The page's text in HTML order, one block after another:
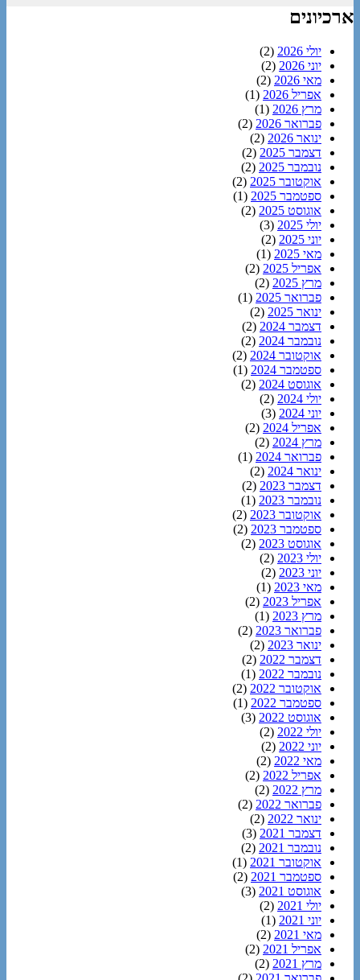
ארכיונים
יולי 2026
(2)
יוני 2026
(2)
מאי 2026
(2)
אפריל 2026
(1)
מרץ 2026
(1)
פברואר 2026
(2)
ינואר 2026
(2)
דצמבר 2025
(2)
נובמבר 2025
(2)
אוקטובר 2025
(2)
ספטמבר 2025
(1)
אוגוסט 2025
(2)
יולי 2025
(3)
יוני 2025
(2)
מאי 2025
(1)
אפריל 2025
(2)
מרץ 2025
(2)
פברואר 2025
(1)
ינואר 2025
(2)
דצמבר 2024
(2)
נובמבר 2024
(2)
אוקטובר 2024
(2)
ספטמבר 2024
(1)
אוגוסט 2024
(2)
יולי 2024
(2)
יוני 2024
(3)
אפריל 2024
(2)
מרץ 2024
(2)
פברואר 2024
(1)
ינואר 2024
(2)
דצמבר 2023
(2)
נובמבר 2023
(1)
אוקטובר 2023
(2)
ספטמבר 2023
(2)
אוגוסט 2023
(2)
יולי 2023
(2)
יוני 2023
(2)
מאי 2023
(1)
אפריל 2023
(2)
מרץ 2023
(1)
פברואר 2023
(2)
ינואר 2023
(2)
דצמבר 2022
(2)
נובמבר 2022
(1)
אוקטובר 2022
(2)
ספטמבר 2022
(1)
אוגוסט 2022
(3)
יולי 2022
(2)
יוני 2022
(2)
מאי 2022
(2)
אפריל 2022
(2)
מרץ 2022
(2)
פברואר 2022
(2)
ינואר 2022
(2)
דצמבר 2021
(3)
נובמבר 2021
(2)
אוקטובר 2021
(1)
ספטמבר 2021
(2)
אוגוסט 2021
(3)
יולי 2021
(2)
יוני 2021
(1)
מאי 2021
(2)
אפריל 2021
(2)
מרץ 2021
(2)